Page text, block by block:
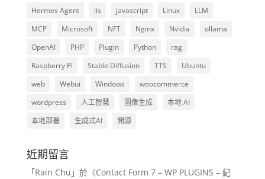
Hermes Agent
iis javascript Linux
LLM
MCP
Microsoft NFT Nginx Nvidia
ollama
OpenAI
PHP Plugin Python
rag
Raspberry Pi
Stable Diffusion TTS
Ubuntu
web
Webui Windows
woocommerce
wordpress
人工智慧 圖像生成
本地 AI
本地部署
生成式AI 開源
近期留言
「Rain Chu 」於〈Contact Form 7 – WP PLUGINS – 紀